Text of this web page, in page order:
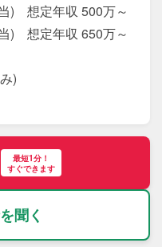
)　想定年収 500万～
)　想定年収 650万～
)
最短1分！
すぐできます
聞く